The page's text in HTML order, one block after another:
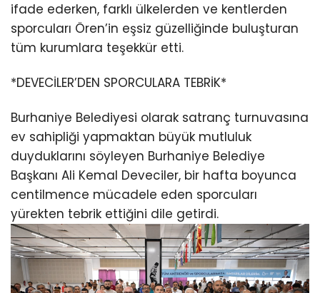
ifade ederken, farklı ülkelerden ve kentlerden
sporcuları Ören’in eşsiz güzelliğinde buluşturan
tüm kurumlara teşekkür etti.
*DEVECİLER’DEN SPORCULARA TEBRİK*
Burhaniye Belediyesi olarak satranç turnuvasına
ev sahipliği yapmaktan büyük mutluluk
duyduklarını söyleyen Burhaniye Belediye
Başkanı Ali Kemal Deveciler, bir hafta boyunca
centilmence mücadele eden sporcuları
yürekten tebrik ettiğini dile getirdi.